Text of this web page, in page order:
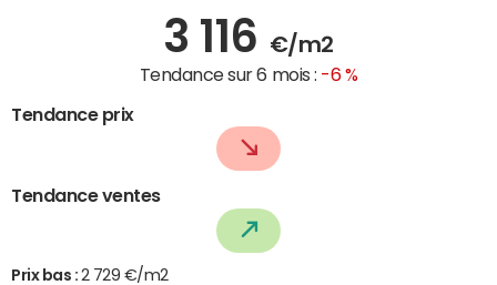
3 116 €/m2
Tendance sur 6 mois : -6 %
Tendance prix
Tendance ventes
Prix bas : 2 729 €/m2